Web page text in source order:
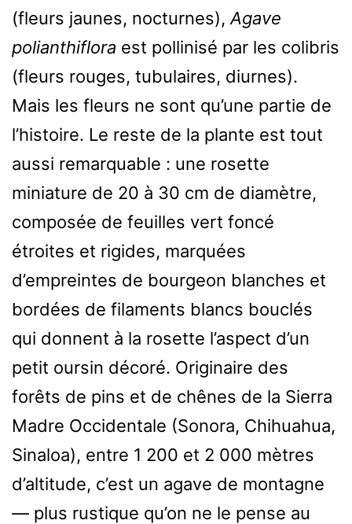
(fleurs jaunes, nocturnes), Agave
polianthiflora est pollinisé par les colibris
(fleurs rouges, tubulaires, diurnes).
Mais les fleurs ne sont qu’une partie de
l’histoire. Le reste de la plante est tout
aussi remarquable : une rosette
miniature de 20 à 30 cm de diamètre,
composée de feuilles vert foncé
étroites et rigides, marquées
d’empreintes de bourgeon blanches et
bordées de filaments blancs bouclés
qui donnent à la rosette l’aspect d’un
petit oursin décoré. Originaire des
forêts de pins et de chênes de la Sierra
Madre Occidentale (Sonora, Chihuahua,
Sinaloa), entre 1 200 et 2 000 mètres
d’altitude, c’est un agave de montagne
— plus rustique qu’on ne le pense au